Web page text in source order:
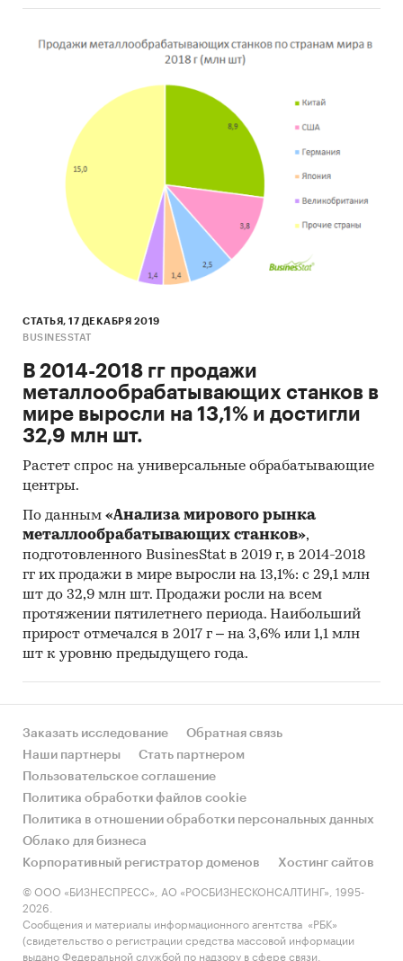
СТАТЬЯ, 17 ДЕКАБРЯ 2019
BUSINESSTAT
В 2014-2018 гг продажи
металлообрабатывающих станков в
мире выросли на 13,1% и достигли
32,9 млн шт.
Растет спрос на универсальные обрабатывающие
центры.
По данным «Анализа мирового рынка
металлообрабатывающих станков»,
подготовленного BusinesStat в 2019 г, в 2014-2018
гг их продажи в мире выросли на 13,1%: с 29,1 млн
шт до 32,9 млн шт. Продажи росли на всем
протяжении пятилетнего периода. Наибольший
прирост отмечался в 2017 г – на 3,6% или 1,1 млн
шт к уровню предыдущего года.
Заказать исследование
Обратная связь
Наши партнеры
Стать партнером
Пользовательское соглашение
Политика обработки файлов cookie
Политика в отношении обработки персональных данных
Облако для бизнеса
Корпоративный регистратор доменов
Хостинг сайтов
© ООО «БИЗНЕСПРЕСС», АО «РОСБИЗНЕСКОНСАЛТИНГ», 1995-
2026.
Сообщения и материалы информационного агентства «РБК»
(свидетельство о регистрации средства массовой информации
выдано Федеральной службой по надзору в сфере связи,